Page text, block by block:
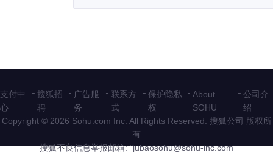
支付中
心
- 搜狐招
聘
- 广告服
务
- 联系方
式
- 保护隐私
权
- About
SOHU
- 公司介
绍
Copyright © 2026 Sohu.com Inc. All Rights Reserved. 搜狐公司 版权所
有
搜狐不良信息举报邮箱: "jubaosohu@sohu-inc.com